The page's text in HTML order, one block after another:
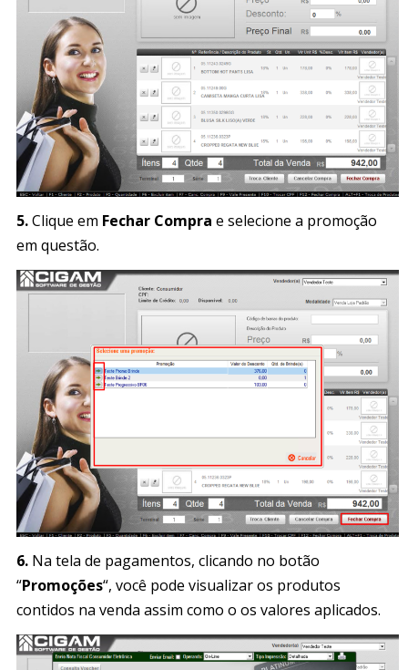
5.Clique em Fechar Compra e selecione a promoção
em questão.
6. Na tela de pagamentos, clicando no botão
“Promoções“, você pode visualizar os produtos
contidos na venda assim como o os valores aplicados.